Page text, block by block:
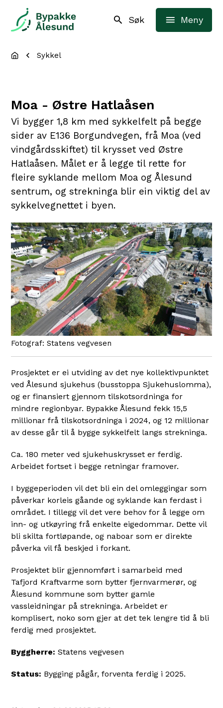
Bypakke Ålesund
Søk Meny
Du er her:Sykkel
Moa - Østre Hatlaåsen
Vi bygger 1,8 km med sykkelfelt på begge
sider av E136 Borgundvegen, frå Moa (ved
vindgårdsskiftet) til krysset ved Østre
Hatlaåsen. Målet er å legge til rette for
fleire syklande mellom Moa og Ålesund
sentrum, og strekninga blir ein viktig del av
sykkelvegnettet i byen.
Statens vegvesen
Prosjektet er ei utviding av det nye kollektivpunktet
ved Ålesund sjukehus (busstoppa Sjukehuslomma),
og er finansiert gjennom tilskotsordninga for
mindre regionbyar. Bypakke Ålesund fekk 15,5
millionar frå tilskotsordninga i 2024, og 12 millionar
av desse går til å bygge sykkelfelt langs strekninga.
Ca. 180 meter ved sjukehuskrysset er ferdig.
Arbeidet fortset i begge retningar framover.
I byggeperioden vil det bli ein del omleggingar som
påverkar korleis gåande og syklande kan ferdast i
området. I tillegg vil det vere behov for å legge om
inn- og utkøyring frå enkelte eigedommar. Dette vil
bli skilta fortløpande, og naboar som er direkte
påverka vil få beskjed i forkant.
Prosjektet blir gjennomført i samarbeid med
Tafjord Kraftvarme som bytter fjernvarmerør, og
Ålesund kommune som bytter gamle
vassleidningar på strekninga. Arbeidet er
komplisert, noko som gjer at det tek lengre tid å bli
ferdig med prosjektet.
Byggherre:Statens vegvesen
Status: Bygging pågår, forventa ferdig i 2025.